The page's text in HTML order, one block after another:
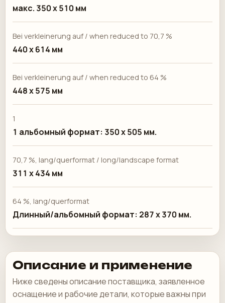
макс. 350 х 510 мм
Bei verkleinerung auf / when reduced to 70,7 %
440 х 614 мм
Bei verkleinerung auf / when reduced to 64 %
448 х 575 мм
1
1 альбомный формат: 350 x 505 мм.
70,7 %, lang/querformat / long/landscape format
311 х 434 мм
64 %, lang/querformat
Длинный/альбомный формат: 287 x 370 мм.
Описание и применение
Ниже сведены описание поставщика, заявленное
оснащение и рабочие детали, которые важны при